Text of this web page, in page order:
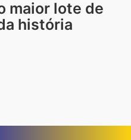
maior lote de
história